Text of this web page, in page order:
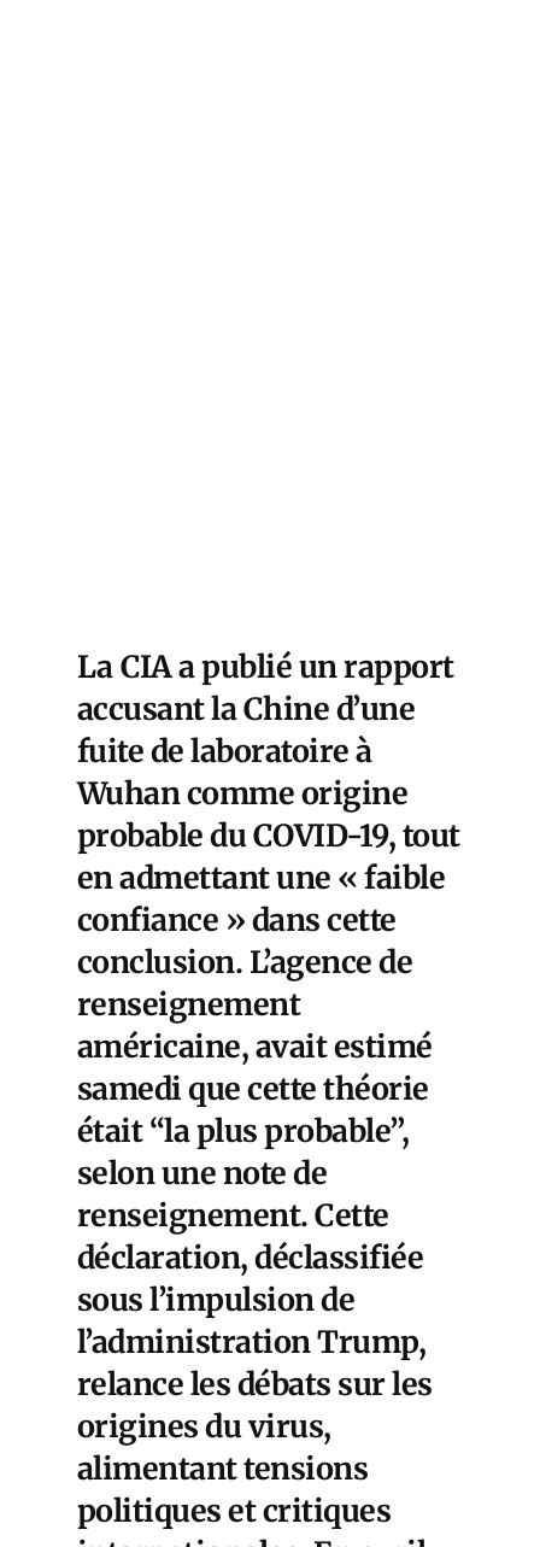
LaCIA a publié un rapport
accusant la Chine d’une
fuite de laboratoire à
Wuhan comme origine
probable du COVID-19,tout
en admettant une « faible
confiance » dans cette
conclusion. L’agence de
renseignement
américaine, avait estimé
samedi que cette théorie
était “la plus probable”,
selon une note de
renseignement. Cette
déclaration, déclassifiée
sous l’impulsion de
l’administration Trump,
relance les débats sur les
origines du virus,
alimentant tensions
politiques et critiques